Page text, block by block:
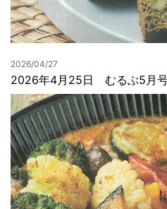
2026/04/27
2026年4月25日 むるぶ5月号